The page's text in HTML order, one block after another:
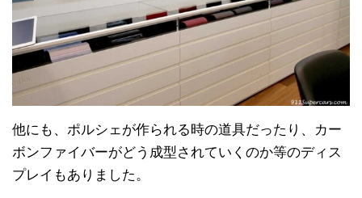
他にも、ポルシェが作られる時の道具だったり、カー
ボンファイバーがどう成型されていくのか等のディス
プレイもありました。